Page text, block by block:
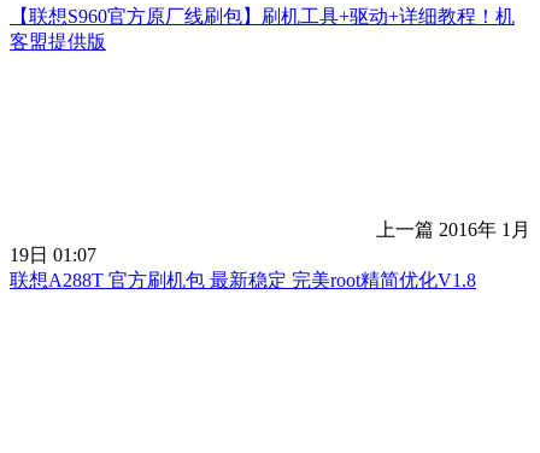
【联想S960官方原厂线刷包】刷机工具+驱动+详细教程！机
客盟提供版
上一篇 2016年 1月
19日 01:07
联想A288T 官方刷机包 最新稳定 完美root精简优化V1.8